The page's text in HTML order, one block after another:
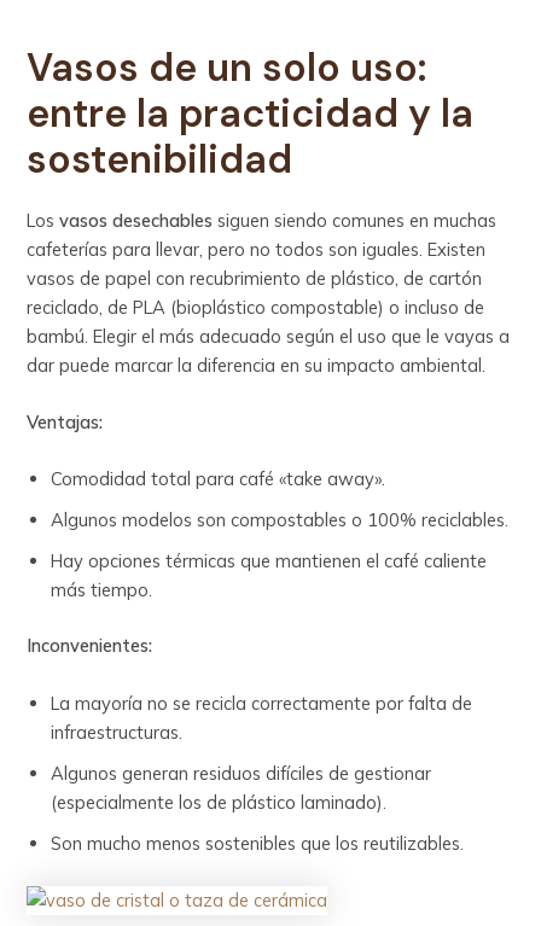
Vasos de un solo uso:
entre la practicidad y la
sostenibilidad
Losvasos desechables siguen siendo comunes en muchas
cafeterías para llevar, pero no todos son iguales. Existen
vasos de papel con recubrimiento de plástico, de cartón
reciclado, de PLA (bioplástico compostable) o incluso de
bambú. Elegir el más adecuado según el uso que le vayas a
dar puede marcar la diferencia en su impacto ambiental.
Ventajas:
Comodidad total para café «take away».
Algunos modelos son compostables o 100% reciclables.
Hay opciones térmicas que mantienen el café caliente
más tiempo.
Inconvenientes:
La mayoría no se recicla correctamente por falta de
infraestructuras.
Algunos generan residuos difíciles de gestionar
(especialmente los de plástico laminado).
Son mucho menos sostenibles que los reutilizables.